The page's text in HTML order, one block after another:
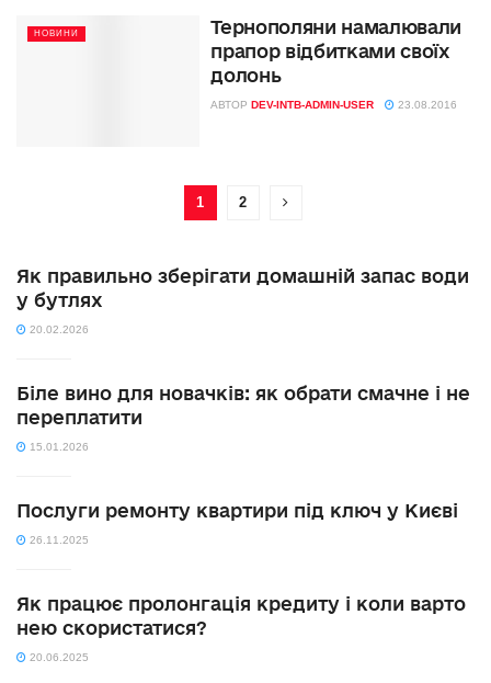
НОВИНИ
Тернополяни намалювали
прапор відбитками своїх
долонь
АВТОР DEV-INTB-ADMIN-USER 23.08.2016
1 2
Як правильно зберігати домашній запас води
у бутлях
20.02.2026
Біле вино для новачків: як обрати смачне і не
переплатити
15.01.2026
Послуги ремонту квартири під ключ у Києві
26.11.2025
Як працює пролонгація кредиту і коли варто
нею скористатися?
20.06.2025